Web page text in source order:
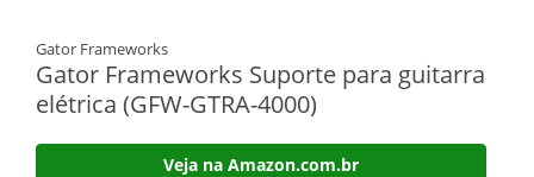
Gator Frameworks
Gator Frameworks Suporte para guitarra
elétrica (GFW-GTRA-4000)
Veja na Amazon.com.br